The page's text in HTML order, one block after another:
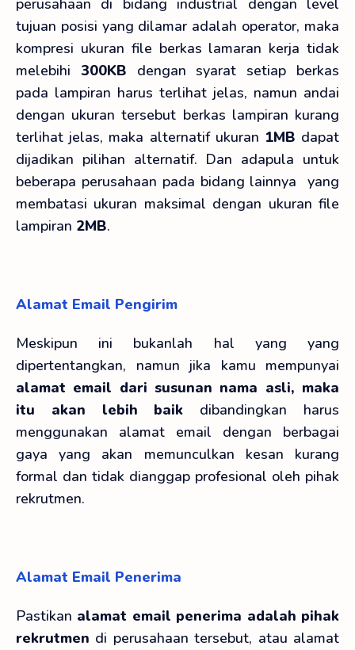
perusahaan di bidang industrial dengan level
tujuan posisi yang dilamar adalah operator, maka
kompresi ukuran file berkas lamaran kerja tidak
melebihi 300KB dengan syarat setiap berkas
pada lampiran harus terlihat jelas, namun andai
dengan ukuran tersebut berkas lampiran kurang
terlihat jelas, maka alternatif ukuran 1MB dapat
dijadikan pilihan alternatif. Dan adapula untuk
beberapa perusahaan pada bidang lainnya yang
membatasi ukuran maksimal dengan ukuran file
lampiran 2MB.
Alamat Email Pengirim
Meskipun ini bukanlah hal yang yang
dipertentangkan, namun jika kamu mempunyai
alamat email dari susunan nama asli, maka
itu akan lebih baik dibandingkan harus
menggunakan alamat email dengan berbagai
gaya yang akan memunculkan kesan kurang
formal dan tidak dianggap profesional oleh pihak
rekrutmen.
Alamat Email Penerima
Pastikan alamat email penerima adalah pihak
rekrutmen di perusahaan tersebut, atau alamat